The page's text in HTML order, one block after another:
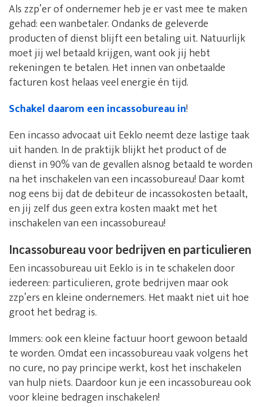
Als zzp’er of ondernemer heb je er vast mee te maken
gehad: een wanbetaler. Ondanks de geleverde
producten of dienst blijft een betaling uit. Natuurlijk
moet jij wel betaald krijgen, want ook jij hebt
rekeningen te betalen. Het innen van onbetaalde
facturen kost helaas veel energie én tijd.
Schakel daarom een incassobureau in!
Een incasso advocaat uit Eeklo neemt deze lastige taak
uit handen. In de praktijk blijkt het product of de
dienst in 90% van de gevallen alsnog betaald te worden
na het inschakelen van een incassobureau! Daar komt
nog eens bij dat de debiteur de incassokosten betaalt,
en jij zelf dus geen extra kosten maakt met het
inschakelen van een incassobureau!
Incassobureau voor bedrijven en particulieren
Een incassobureau uit Eeklo is in te schakelen door
iedereen: particulieren, grote bedrijven maar ook
zzp’ers en kleine ondernemers. Het maakt niet uit hoe
groot het bedrag is.
Immers: ook een kleine factuur hoort gewoon betaald
te worden. Omdat een incassobureau vaak volgens het
no cure, no pay principe werkt, kost het inschakelen
van hulp niets. Daardoor kun je een incassobureau ook
voor kleine bedragen inschakelen!